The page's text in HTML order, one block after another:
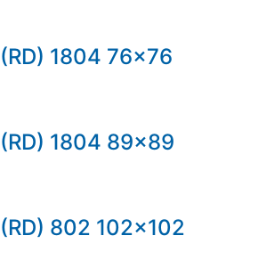
(RD) 1804 76×76
(RD) 1804 89×89
(RD) 802 102×102